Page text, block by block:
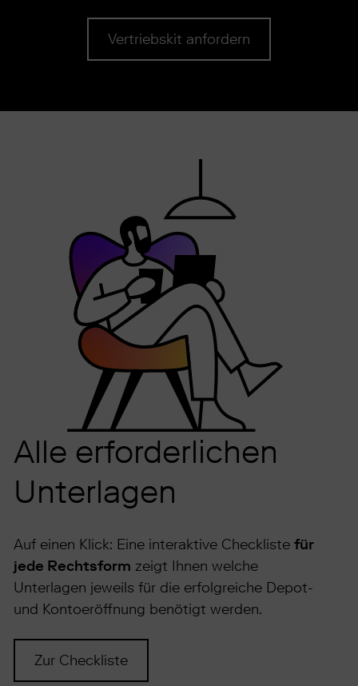
Vertriebskit anfordern
Alle erforderlichen
Unterlagen
Auf einen Klick: Eine interaktive Checkliste für
jede Rechtsform zeigt Ihnen welche
Unterlagen jeweils für die erfolgreiche Depot-
und Kontoeröffnung benötigt werden.
Zur Checkliste